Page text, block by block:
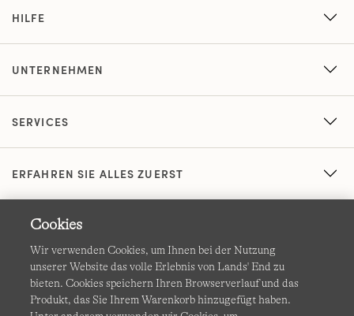
HILFE
UNTERNEHMEN
SERVICES
ERFAHREN SIE ALLES ZUERST
AGB Datenschutz & Sicherheit
Cookies
Wir verwenden Cookies, um Ihnen bei der Nutzung
unserer Website das volle Erlebnis von Lands' End zu
bieten. Cookies speichern Ihren Browserverlauf und das
Produkt, das Sie Ihrem Warenkorb hinzugefügt haben.